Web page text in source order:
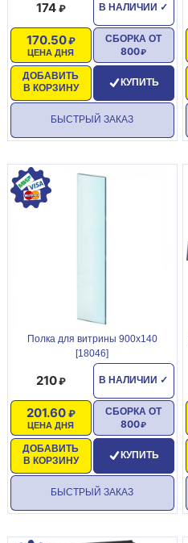
В НАЛИЧИИ ✓
174
ЦЕНА ДНЯ
170.50
ДОБАВИТЬ
В КОРЗИНУ
СБОРКА ОТ
800
КУПИТЬ
БЫСТРЫЙ ЗАКАЗ
Полка для витрины 900х140
[18046]
В НАЛИЧИИ ✓
210
ЦЕНА ДНЯ
201.60
ДОБАВИТЬ
В КОРЗИНУ
СБОРКА ОТ
800
КУПИТЬ
БЫСТРЫЙ ЗАКАЗ